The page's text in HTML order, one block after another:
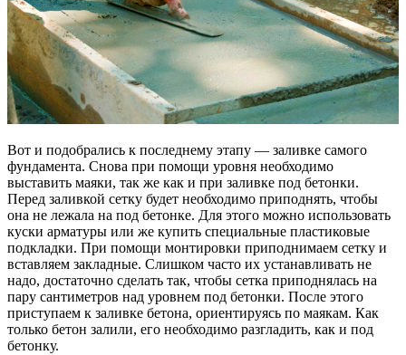
Вот и подобрались к последнему этапу — заливке самого
фундамента. Снова при помощи уровня необходимо
выставить маяки, так же как и при заливке под бетонки.
Перед заливкой сетку будет необходимо приподнять, чтобы
она не лежала на под бетонке. Для этого можно использовать
куски арматуры или же купить специальные пластиковые
подкладки. При помощи монтировки приподнимаем сетку и
вставляем закладные. Слишком часто их устанавливать не
надо, достаточно сделать так, чтобы сетка приподнялась на
пару сантиметров над уровнем под бетонки. После этого
приступаем к заливке бетона, ориентируясь по маякам. Как
только бетон залили, его необходимо разгладить, как и под
бетонку.